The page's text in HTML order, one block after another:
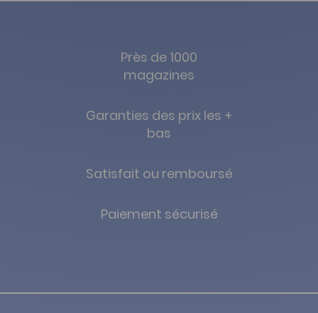
Près de 1000
magazines
Garanties des prix les +
bas
Satisfait ou remboursé
Paiement sécurisé